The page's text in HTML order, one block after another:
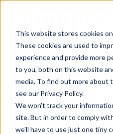
This website stores cookies
These cookies are used to
experience and provide more
to you, both on this website
media. To find out more about
see our Privacy Policy.
We won't track your
site. But in order to comply
we'll have to use just one tiny
All posts